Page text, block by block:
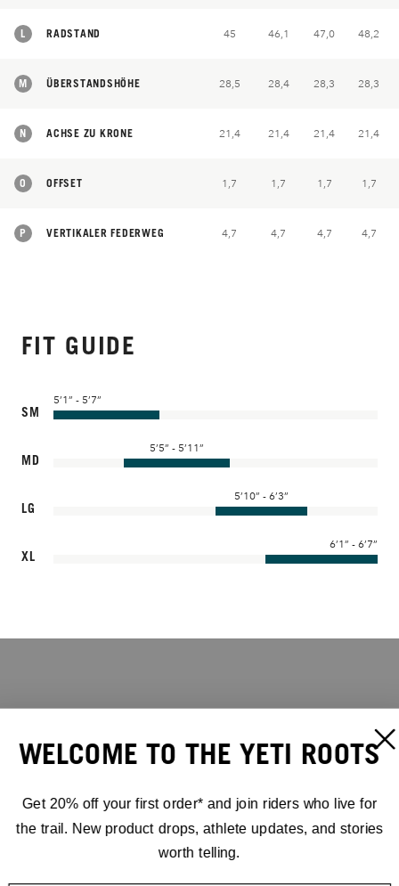
L RADSTAND 45 46,1 47,0 48,2
M ÜBERSTANDSHÖHE 28,5 28,4 28,3 28,3
N ACHSE ZU KRONE 21,4 21,4 21,4 21,4
O OFFSET 1,7 1,7 1,7 1,7
P VERTIKALER FEDERWEG 4,7 4,7 4,7 4,7
FIT GUIDE
SM
5’1” - 5’7”
MD
5’5” - 5’11”
LG
5’10” - 6’3”
XL
6’1” - 6’7”
WELCOME TO THE YETI ROOTS
Get 20% off your first order* and join riders who live for
the trail. New product drops, athlete updates, and stories
worth telling.